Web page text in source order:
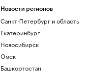
Новости регионов
Санкт-Петербург и область
Екатеринбург
Новосибирск
Омск
Башкортостан